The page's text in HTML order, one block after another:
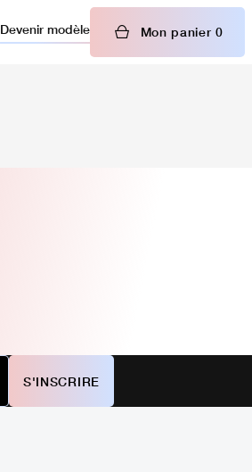
Devenir modèle Mon panier0
S'INSCRIRE